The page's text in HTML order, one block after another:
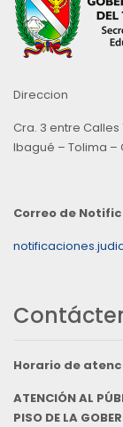
Direccion
Cra. 3 entre Calles
Ibagué – Tolima –
Correo de
Horario de
ATENCIÓN AL
PISO DE LA